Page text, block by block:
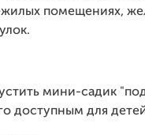
помещениях,
мини-садик
доступным для